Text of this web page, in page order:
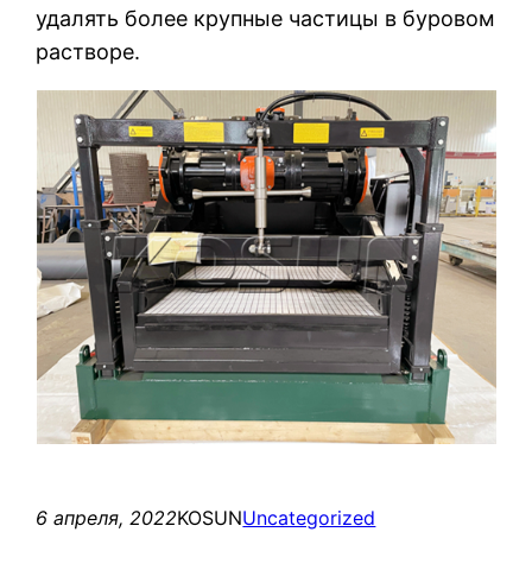
удалять более крупные частицы в буровом
растворе.
6 апреля, 2022KOSUNUncategorized